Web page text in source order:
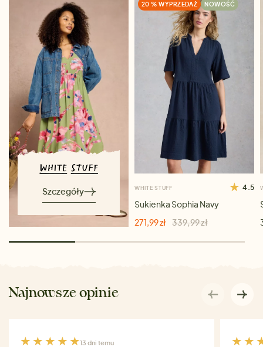
Szczegóły
20 % WYPRZEDAŻ NOWOŚĆ
WHITE STUFF 4.5
Sukienka Sophia Navy
271,99 zł 339,99 zł
Najnowsze opinie
13 dni temu